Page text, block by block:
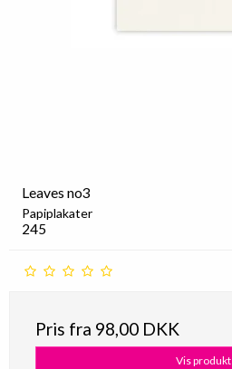
Leaves no3
Papiplakater
245
Pris fra 98,00 DKK
Vis produkt